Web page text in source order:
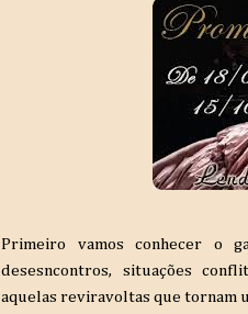
Primeiro vamos conhecer o
desesncontros, situações
aquelas reviravoltas que tornam